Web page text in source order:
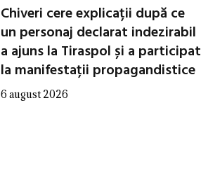
Chiveri cere explicații după ce
un personaj declarat indezirabil
a ajuns la Tiraspol și a participat
la manifestații propagandistice
6 august 2026